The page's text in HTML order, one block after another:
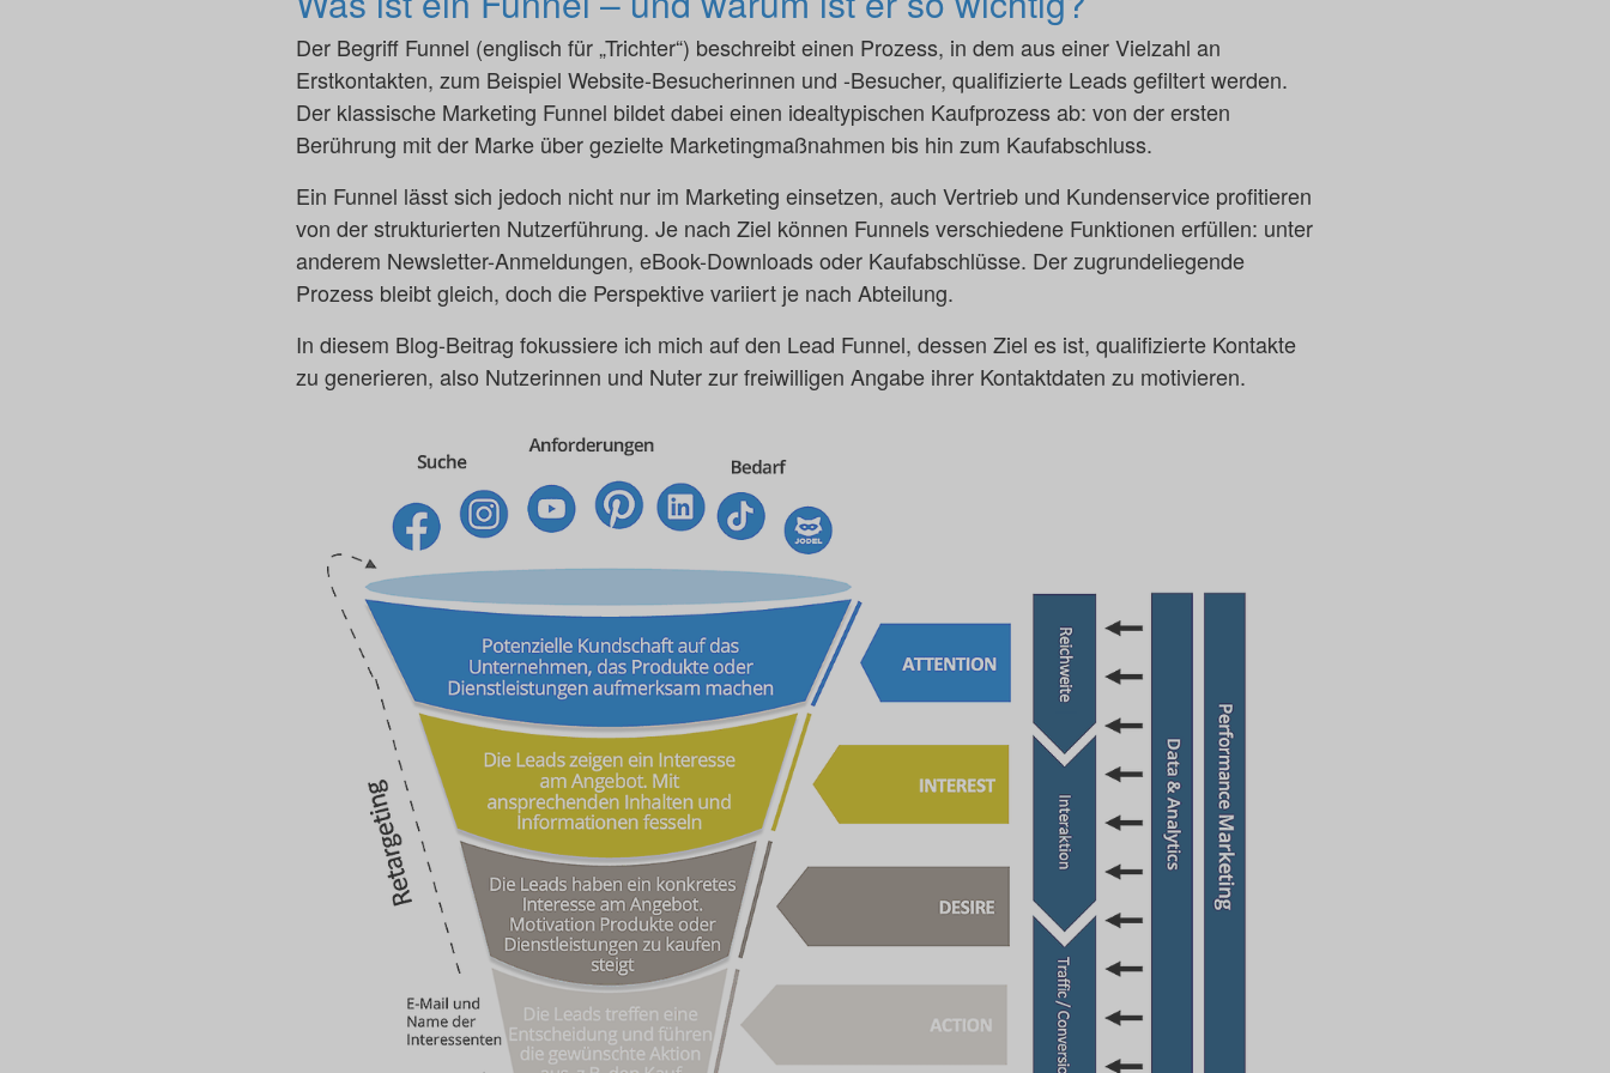
Der Begriff Funnel (englisch für „Trichter“) beschreibt einen Prozess, in dem aus einer Vielzahl an
Erstkontakten, zum Beispiel Website-Besucherinnen und -Besucher, qualifizierte Leads gefiltert werden.
Der klassische Marketing Funnel bildet dabei einen idealtypischen Kaufprozess ab: von der ersten
Berührung mit der Marke über gezielte Marketingmaßnahmen bis hin zum Kaufabschluss.
Ein Funnel lässt sich jedoch nicht nur im Marketing einsetzen, auch Vertrieb und Kundenservice profitieren
von der strukturierten Nutzerführung. Je nach Ziel können Funnels verschiedene Funktionen erfüllen: unter
anderem Newsletter-Anmeldungen, eBook-Downloads oder Kaufabschlüsse. Der zugrundeliegende
Prozess bleibt gleich, doch die Perspektive variiert je nach Abteilung.
In diesem Blog-Beitrag fokussiere ich mich auf den Lead Funnel, dessen Ziel es ist, qualifizierte Kontakte
zu generieren, also Nutzerinnen und Nuter zur freiwilligen Angabe ihrer Kontaktdaten zu motivieren.